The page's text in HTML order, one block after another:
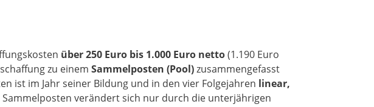
über 250 Euro bis 1.000 Euro netto(1.190 Euro
zu einem Sammelposten (Pool)zusammengefasst
ist im Jahr seiner Bildung und in den vier Folgejahren linear,
Sammelposten verändert sich nur durch die unterjährigen